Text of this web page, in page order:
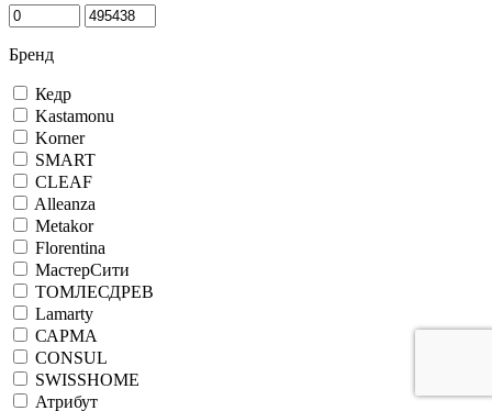
Бренд
Кедр
Kastamonu
Korner
SMART
CLEAF
Alleanza
Metakor
Florentina
МастерСити
ТОМЛЕСДРЕВ
Lamarty
САРМА
CONSUL
SWISSHOME
Атрибут